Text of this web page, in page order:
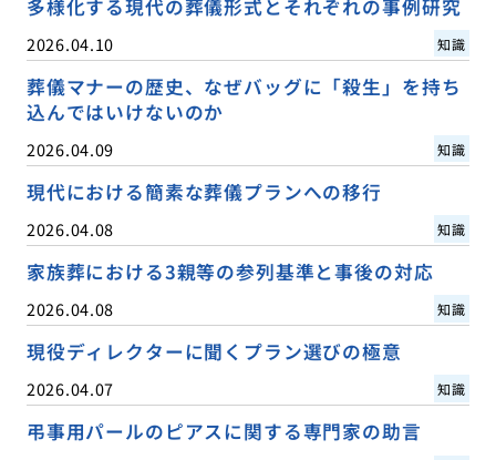
多様化する現代の葬儀形式とそれぞれの事例研究
2026.04.10 知識
葬儀マナーの歴史、なぜバッグに「殺生」を持ち
込んではいけないのか
2026.04.09 知識
現代における簡素な葬儀プランへの移行
2026.04.08 知識
家族葬における3親等の参列基準と事後の対応
2026.04.08 知識
現役ディレクターに聞くプラン選びの極意
2026.04.07 知識
弔事用パールのピアスに関する専門家の助言